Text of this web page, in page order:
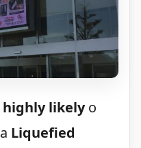
highly likelyo
Liquefied